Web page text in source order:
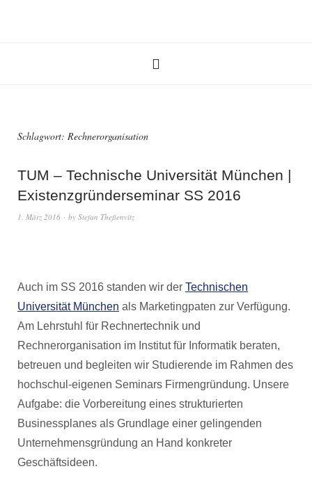
Schlagwort: Rechnerorganisation
TUM – Technische Universität München |
Existenzgründerseminar SS 2016
1. März 2016 by Stefan Theßenvitz
Auch im SS 2016 standen wir der Technischen
Universität München als Marketingpaten zur Verfügung.
Am Lehrstuhl für Rechnertechnik und
Rechnerorganisation im Institut für Informatik beraten,
betreuen und begleiten wir Studierende im Rahmen des
hochschul-eigenen Seminars Firmengründung. Unsere
Aufgabe: die Vorbereitung eines strukturierten
Businessplanes als Grundlage einer gelingenden
Unternehmensgründung an Hand konkreter
Geschäftsideen.